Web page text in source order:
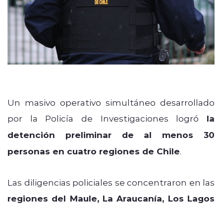
Un masivo operativo simultáneo desarrollado
por la Policía de Investigaciones logró la
detención preliminar de al menos 30
personas en cuatro regiones de Chile.
Las diligencias policiales se concentraron en las
regiones del Maule, La Araucanía, Los Lagos